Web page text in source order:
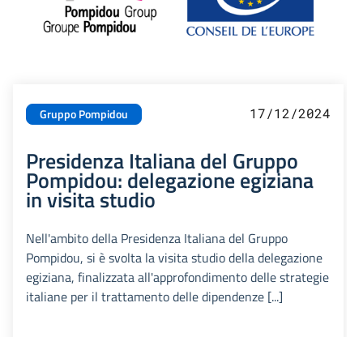
Gruppo Pompidou 17/12/2024
Presidenza Italiana del Gruppo
Pompidou: delegazione egiziana
in visita studio
Nell'ambito della Presidenza Italiana del Gruppo
Pompidou, si è svolta la visita studio della delegazione
egiziana, finalizzata all'approfondimento delle strategie
italiane per il trattamento delle dipendenze [...]